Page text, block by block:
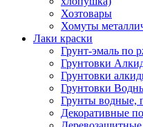
Хозтовары
Хомуты
Лаки краски
Грунт-эмаль по
Грунтовки
Грунтовки
Грунтовки
Грунты водные,
Декоративные